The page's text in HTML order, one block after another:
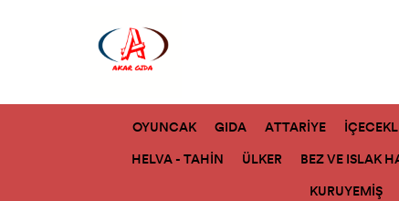
OYUNCAK GIDA ATTARİYE
HELVA - TAHİN
ÜLKER BEZ VE ISLAK
KURUYEMİŞ